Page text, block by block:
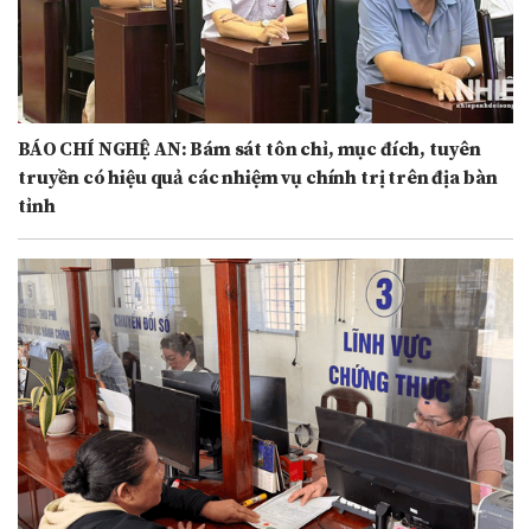
BÁO CHÍ NGHỆ AN: Bám sát tôn chỉ, mục đích, tuyên
truyền có hiệu quả các nhiệm vụ chính trị trên địa bàn
tỉnh